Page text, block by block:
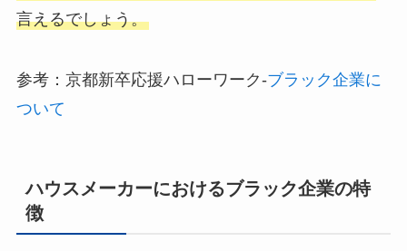
言えるでしょう。
参考：京都新卒応援ハローワーク‐ブラック企業に
ついて
ハウスメーカーにおけるブラック企業の特
徴